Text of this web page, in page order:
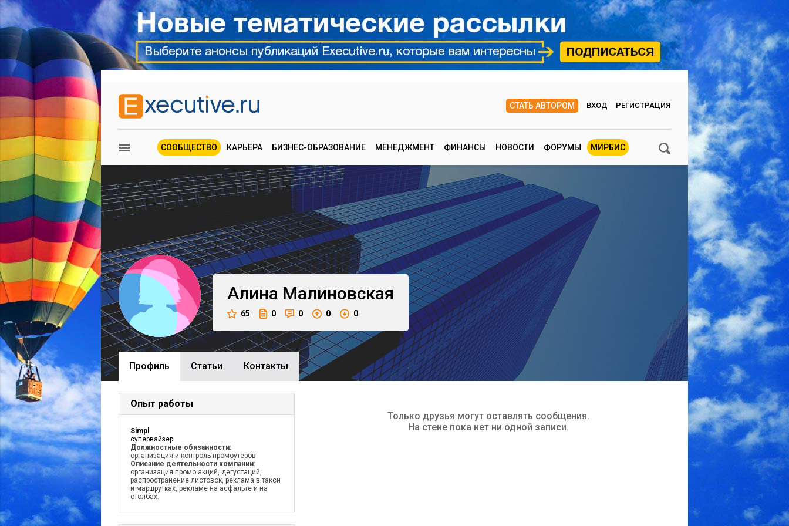
СТАТЬ АВТОРОМ ВХОД РЕГИСТРАЦИЯ
СООБЩЕСТВО КАРЬЕРА БИЗНЕС-ОБРАЗОВАНИЕ МЕНЕДЖМЕНТ ФИНАНСЫ НОВОСТИ ФОРУМЫ МИРБИС
Алина Малиновская
65 0 0 0 0
Профиль Cтатьи Контакты
Опыт работы
Simpl
супервайзер
Должностные обязанности:
организация и контроль промоутеров
Описание деятельности компании:
организация промо акций, дегустаций,
распространение листовок, реклама в такси
и маршрутках, рекламе на асфальте и на
столбах.
Только друзья могут оставлять сообщения.
На стене пока нет ни одной записи.